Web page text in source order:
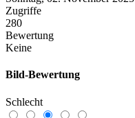
Zugriffe
280
Bewertung
Keine
Bild-Bewertung
Schlecht